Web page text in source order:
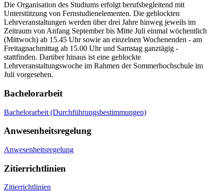
Die Organisation des Studiums erfolgt berufsbegleitend mit
Unterstützung von Fernstudienelementen. Die geblockten
Lehrveranstaltungen werden über drei Jahre hinweg jeweils im
Zeitraum von Anfang September bis Mitte Juli einmal wöchentlich
(Mittwoch) ab 15.45 Uhr sowie an einzelnen Wochenenden - am
Freitagnachmittag ab 15.00 Uhr und Samstag ganztägig -
stattfinden. Darüber hinaus ist eine geblockte
Lehrveranstaltungswoche im Rahmen der Sommerhochschule im
Juli vorgesehen.
Bachelorarbeit
Bachelorarbeit (Durchführungsbestimmungen)
Anwesenheitsregelung
Anwesenheitsregelung
Zitierrichtlinien
Zitierrichtlinien